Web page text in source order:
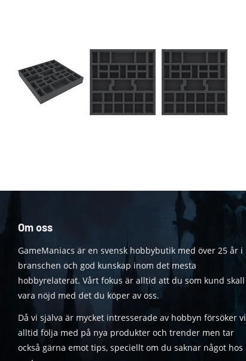
Om oss
GameManiacs är en svensk hobbybutik med över 25 år i
branschen och god kunskap inom det mesta
hobbyrelaterat. Vårt fokus är alltid att du som kund skall
vara nöjd med det du köper av oss.
Då vi själva är mycket intresserade av hobbyn försöker vi
alltid följa med på nya produkter och trender men tar
också gärna emot tips, speciellt om du saknar något hos